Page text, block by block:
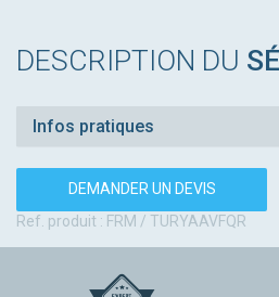
DESCRIPTION DU
Infos pratiques
DEMANDER UN DEVIS
Ref. produit : FRM / TURYAAVFQR